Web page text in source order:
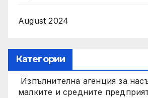
August 2024
Категории
Изпълнителна агенция за
малките и средните